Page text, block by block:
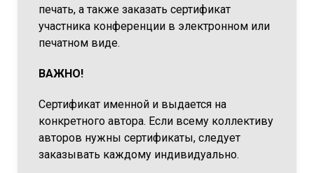
печать, а также заказать сертификат
участника конференции в электронном или
печатном виде.
ВАЖНО!
Сертификат именной и выдается на
конкретного автора. Если всему коллективу
авторов нужны сертификаты, следует
заказывать каждому индивидуально.